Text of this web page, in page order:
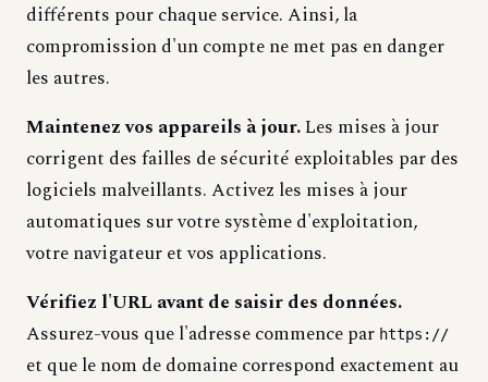
différents pour chaque service. Ainsi, la
compromission d'un compte ne met pas en danger
les autres.
Maintenez vos appareils à jour.Les mises à jour
corrigent des failles de sécurité exploitables par des
logiciels malveillants. Activez les mises à jour
automatiques sur votre système d'exploitation,
votre navigateur et vos applications.
Vérifiez l'URL avant de saisir des données.
Assurez-vous que l'adresse commence par https://
et que le nom de domaine correspond exactement au